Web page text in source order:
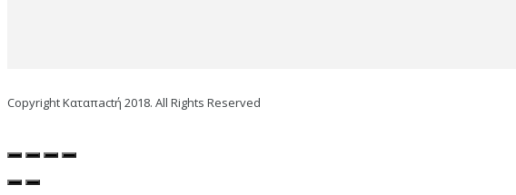
Copyright Καταπactή 2018. All Rights Reserved